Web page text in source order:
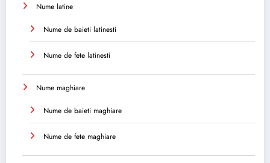
Nume latine
Nume de baieti latinesti
Nume de fete latinesti
Nume maghiare
Nume de baieti maghiare
Nume de fete maghiare